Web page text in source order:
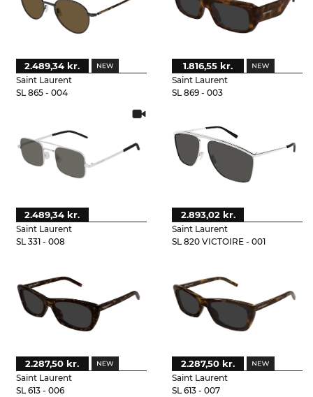
Saint Laurent
SL 865 - 004
2.489,34 kr.
Saint Laurent
SL 869 - 003
1.816,55 kr.
Saint Laurent
SL 331 - 008
2.489,34 kr.
Saint Laurent
SL 820 VICTOIRE - 001
2.893,02 kr.
Saint Laurent
SL 613 - 006
2.287,50 kr.
Saint Laurent
SL 613 - 007
2.287,50 kr.